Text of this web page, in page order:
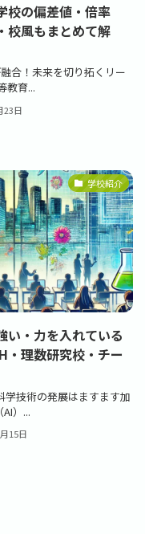
校の偏差値・倍率
校風もまとめて解
合！未来を切り拓くリー
教育...
23日
学校紹介
い・力を入れている
・理数研究校・チー
技術の発展はますます加
）...
15日